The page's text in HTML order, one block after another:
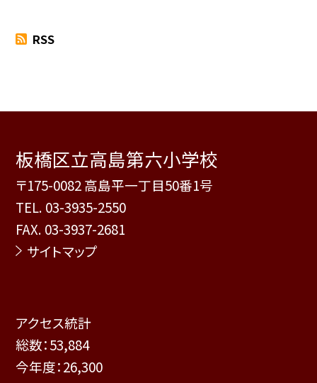
RSS
板橋区立高島第六小学校
〒175-0082 高島平一丁目50番1号
TEL. 03-3935-2550
FAX. 03-3937-2681
サイトマップ
アクセス統計
総数：53,884
今年度：26,300